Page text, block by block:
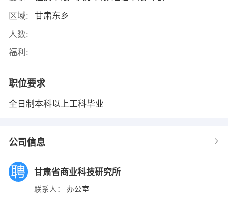
区域:
甘肃东乡
人数:
福利:
职位要求
全日制本科以上工科毕业
公司信息
甘肃省商业科技研究所
联系人： 办公室